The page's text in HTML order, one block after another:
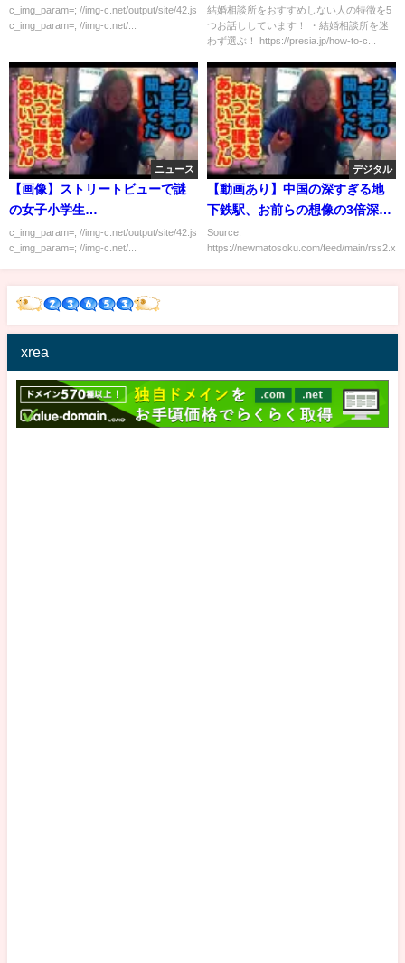
c_img_param=; //img-c.net/output/site/42.js
c_img_param=; //img-c.net/...
ください！
結婚相談所をおすすめしない人の特徴を5
つお話ししています！ ・結婚相談所を迷
わず選ぶ！ https://presia.jp/how-to-c...
ニュース
【画像】ストリートビューで謎
の女子小学生…
c_img_param=; //img-c.net/output/site/42.js
c_img_param=; //img-c.net/...
デジタル
【動画あり】中国の深すぎる地
下鉄駅、お前らの想像の3倍深い
ｗｗｗｗｗｗｗｗｗｗ
Source:
https://newmatosoku.com/feed/main/
xrea